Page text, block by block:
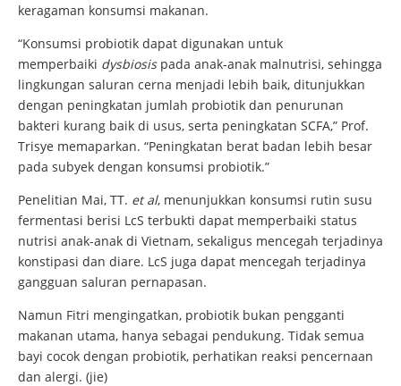
keragaman konsumsi makanan.
“Konsumsi probiotik dapat digunakan untuk
memperbaiki dysbiosispada anak-anak malnutrisi, sehingga
lingkungan saluran cerna menjadi lebih baik, ditunjukkan
dengan peningkatan jumlah probiotik dan penurunan
bakteri kurang baik di usus, serta peningkatan SCFA,” Prof.
Trisye memaparkan. “Peningkatan berat badan lebih besar
pada subyek dengan konsumsi probiotik.”
Penelitian Mai, TT. et al, menunjukkan konsumsi rutin susu
fermentasi berisi LcS terbukti dapat memperbaiki status
nutrisi anak-anak di Vietnam, sekaligus mencegah terjadinya
konstipasi dan diare. LcS juga dapat mencegah terjadinya
gangguan saluran pernapasan.
Namun Fitri mengingatkan, probiotik bukan pengganti
makanan utama, hanya sebagai pendukung. Tidak semua
bayi cocok dengan probiotik, perhatikan reaksi pencernaan
dan alergi. (jie)